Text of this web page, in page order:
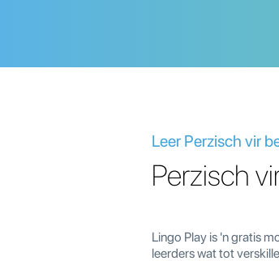
Leer Perzisch vir
Perzisch
Lingo Play is 'n gratis
leerders wat tot